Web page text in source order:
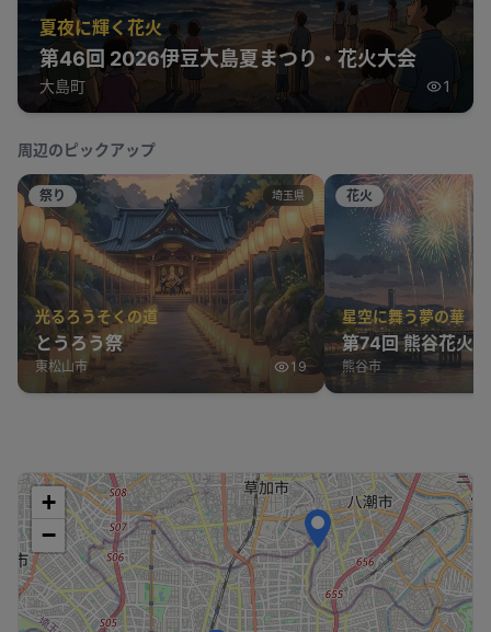
夏夜に輝く花火
第46回 2026伊豆大島夏まつり・花火大会
大島町 1
周辺のピックアップ
祭り 埼玉県
光るろうそくの道
とうろう祭
東松山市 19
花火
星空に舞う夢の華
第74回 熊谷花火
熊谷市
+
−